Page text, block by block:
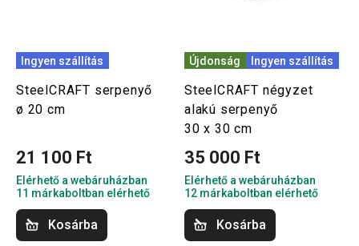
Ingyen szállítás
SteelCRAFT serpenyő
ø 20 cm
21 100 Ft
Elérhető a webáruházban
11 márkaboltban elérhető
Kosárba
Újdonság Ingyen szállítás
SteelCRAFT négyzet
alakú serpenyő
30 x 30 cm
35 000 Ft
Elérhető a webáruházban
12 márkaboltban elérhető
Kosárba